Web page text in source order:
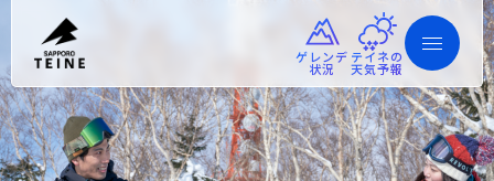
ゲレンデ
状況
テイネの
天気予報